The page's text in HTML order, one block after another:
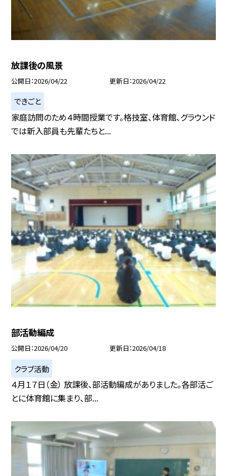
放課後の風景
公開日 2026/04/22 更新日 2026/04/22
できごと
家庭訪問のため４時間授業です。格技室、体育館、グラウンド
では新入部員も先輩たちと...
部活動編成
公開日 2026/04/20 更新日 2026/04/18
クラブ活動
４月１７日（金） 放課後、部活動編成がありました。各部活ご
とに体育館に集まり、部...